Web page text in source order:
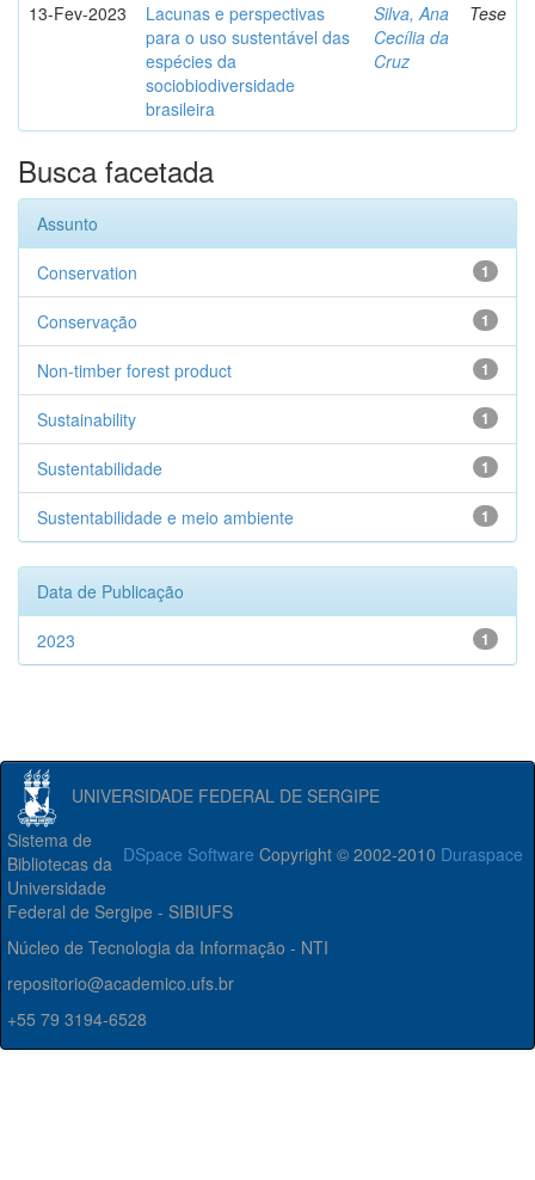
13-Fev-2023
Lacunas e perspectivas
para o uso sustentável das
espécies da
sociobiodiversidade
brasileira
Silva, Ana
Cecília da
Cruz
Tese
Busca facetada
Assunto
1
Conservation
1
Conservação
1
Non-timber forest product
1
Sustainability
1
Sustentabilidade
1
Sustentabilidade e meio ambiente
Data de Publicação
1
2023
UNIVERSIDADE FEDERAL DE SERGIPE
DSpace Software Copyright © 2002-2010 Duraspace
Sistema de
Bibliotecas da
Universidade
Federal de Sergipe - SIBIUFS
Núcleo de Tecnologia da Informação - NTI
repositorio@academico.ufs.br
+55 79 3194-6528